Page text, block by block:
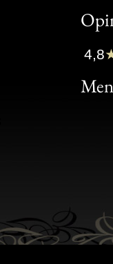
Bon
Clic
Bon
4,8